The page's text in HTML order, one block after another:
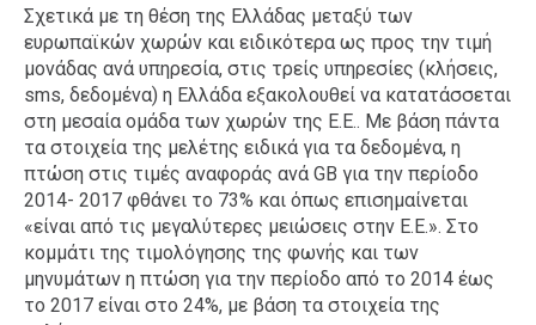
Σχετικά με τη θέση της Ελλάδας μεταξύ των
ευρωπαϊκών χωρών και ειδικότερα ως προς την τιμή
μονάδας ανά υπηρεσία, στις τρείς υπηρεσίες (κλήσεις,
sms, δεδομένα) η Ελλάδα εξακολουθεί να κατατάσσεται
στη μεσαία ομάδα των χωρών της Ε.Ε.. Με βάση πάντα
τα στοιχεία της μελέτης ειδικά για τα δεδομένα, η
πτώση στις τιμές αναφοράς ανά GB για την περίοδο
2014- 2017 φθάνει το 73% και όπως επισημαίνεται
«είναι από τις μεγαλύτερες μειώσεις στην Ε.Ε.». Στο
κομμάτι της τιμολόγησης της φωνής και των
μηνυμάτων η πτώση για την περίοδο από το 2014 έως
το 2017 είναι στο 24%, με βάση τα στοιχεία της